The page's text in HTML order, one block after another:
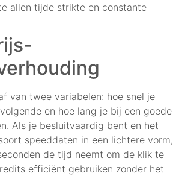
allen tijde strikte en constante
van twee variabelen: hoe snel je
en hoe lang je bij een goede
Als je besluitvaardig bent en het
speeddaten in een lichtere vorm,
de tijd neemt om de klik te
efficiënt gebruiken zonder het